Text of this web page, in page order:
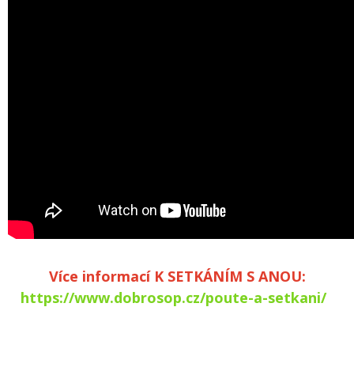
Více informací K SETKÁNÍM S ANOU:
https://www.dobrosop.cz/poute-a-setkani/